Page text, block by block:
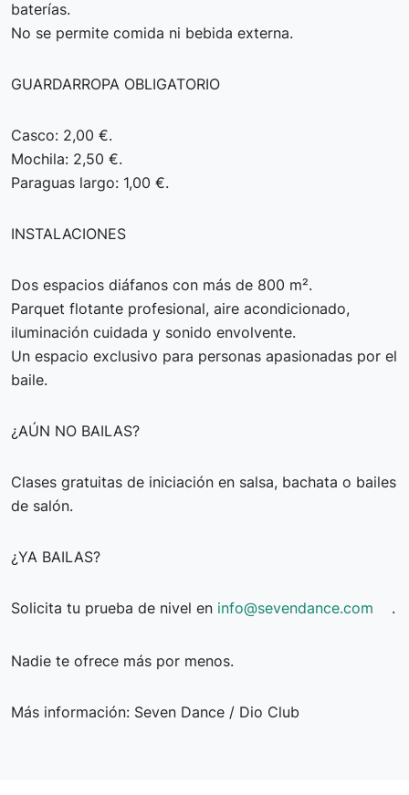
baterías.
No se permite comida ni bebida externa.
GUARDARROPA OBLIGATORIO
Casco: 2,00 €.
Mochila: 2,50 €.
Paraguas largo: 1,00 €.
INSTALACIONES
Dos espacios diáfanos con más de 800 m².
Parquet flotante profesional, aire acondicionado,
iluminación cuidada y sonido envolvente.
Un espacio exclusivo para personas apasionadas por el
baile.
¿AÚN NO BAILAS?
Clases gratuitas de iniciación en salsa, bachata o bailes
de salón.
¿YA BAILAS?
Solicita tu prueba de nivel en info@sevendance.com .
Nadie te ofrece más por menos.
Más información: Seven Dance / Dio Club